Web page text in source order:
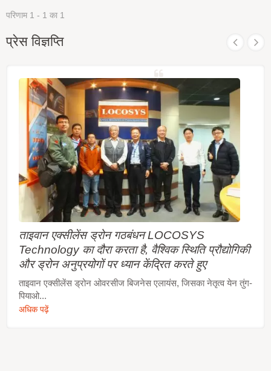
परिणाम 1 - 1 का 1
प्रेस विज्ञप्ति
ताइवान एक्सीलेंस ड्रोन गठबंधन LOCOSYS
Technology का दौरा करता है, वैश्विक स्थिति प्रौद्योगिकी
और ड्रोन अनुप्रयोगों पर ध्यान केंद्रित करते हुए
ताइवान एक्सीलेंस ड्रोन ओवरसीज बिजनेस एलायंस, जिसका नेतृत्व येन तुंग-
पियाओ...
अधिक पढ़ें